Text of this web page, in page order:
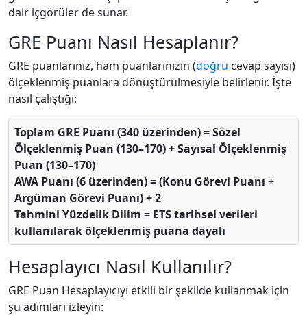
dair içgörüler de sunar.
GRE Puanı Nasıl Hesaplanır?
GRE puanlarınız, ham puanlarınızın (doğru cevap sayısı)
ölçeklenmiş puanlara dönüştürülmesiyle belirlenir. İşte
nasıl çalıştığı:
Toplam GRE Puanı (340 üzerinden) = Sözel
Ölçeklenmiş Puan (130–170) + Sayısal Ölçeklenmiş
Puan (130–170)
AWA Puanı (6 üzerinden) = (Konu Görevi Puanı +
Argüman Görevi Puanı) ÷ 2
Tahmini Yüzdelik Dilim = ETS tarihsel verileri
kullanılarak ölçeklenmiş puana dayalı
Hesaplayıcı Nasıl Kullanılır?
GRE Puan Hesaplayıcıyı etkili bir şekilde kullanmak için
şu adımları izleyin: